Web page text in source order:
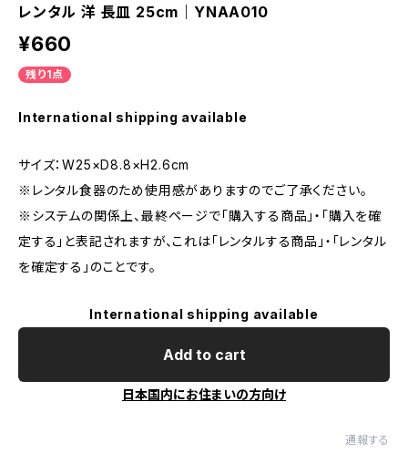
レンタル 洋 長皿 25cm｜YNAA010
¥660
残り1点
International shipping available
サイズ：W25×D8.8×H2.6cm
※レンタル食器のため使用感がありますのでご了承ください。
※システムの関係上、最終ページで「購入する商品」・「購入を確
定する」と表記されますが、これは「レンタルする商品」・「レンタル
を確定する」のことです。
International shipping available
Add to cart
日本国内にお住まいの方向け
通報する